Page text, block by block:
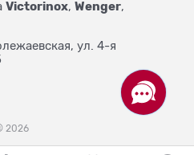
Victorinox, Wenger,
ул. 4-я
2026